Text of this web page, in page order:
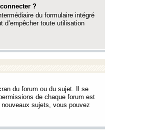
?
du formulaire intégré
d’empêcher toute utilisation
du forum ou du sujet. Il se
de chaque forum est
sujets, vous pouvez